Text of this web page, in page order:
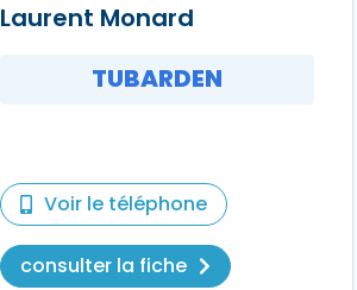
Laurent Monard
TUBARDEN
Voir le téléphone
consulter la fiche